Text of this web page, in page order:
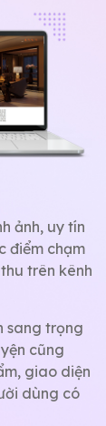
ảnh, uy tín
điểm chạm
trên kênh
sang trọng
cũng
giao diện
dùng có